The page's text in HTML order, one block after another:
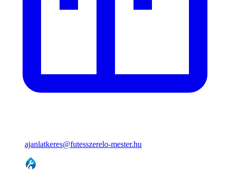
ajanlatkeres@futesszerelo-mester.hu